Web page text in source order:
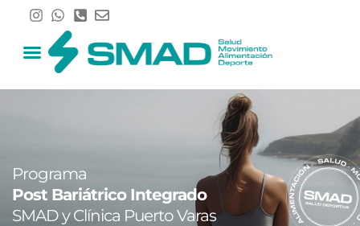
contenido
Programa
Post Bariátrico Integrado
SMAD y Clínica Puerto Varas